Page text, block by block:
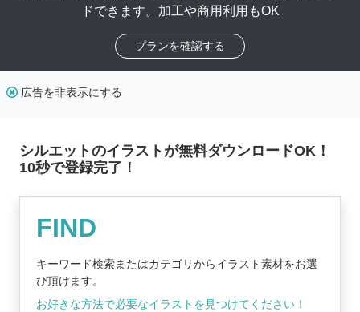
ドできます。加工や商用利用もOK
プランを確認する
広告を非表示にする
シルエットのイラストが無料ダウンロードOK！
10秒で登録完了！
FIND
キーワード検索またはカテゴリからイラスト素材をお選
び頂けます。
お好きな方法で必要なイラストを見つけてください！